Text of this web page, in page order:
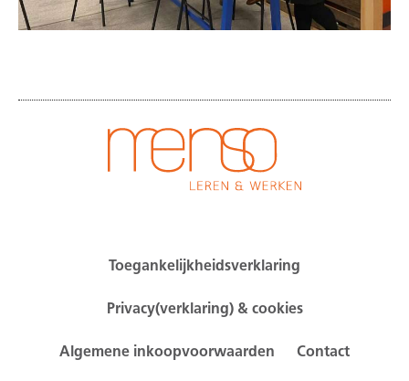
Toegankelijkheidsverklaring
Privacy(verklaring) & cookies
Algemene inkoopvoorwaarden Contact